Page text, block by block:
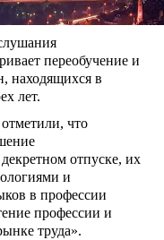
переобучение и
находящихся в
лет.
что
отпуске, их
и
в профессии
профессии и
труда».